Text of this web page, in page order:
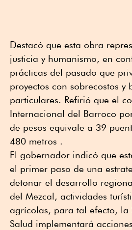
Destacó que esta obra
justicia y humanismo, en
prácticas del pasado que
proyectos con sobrecostos y
particulares. Refirió que el
Internacional del Barroco
de pesos equivale a 39
480 metros .
El gobernador indicó que
el primer paso de una
detonar el desarrollo
del Mezcal, actividades
agrícolas, para tal efecto, la
Salud implementará